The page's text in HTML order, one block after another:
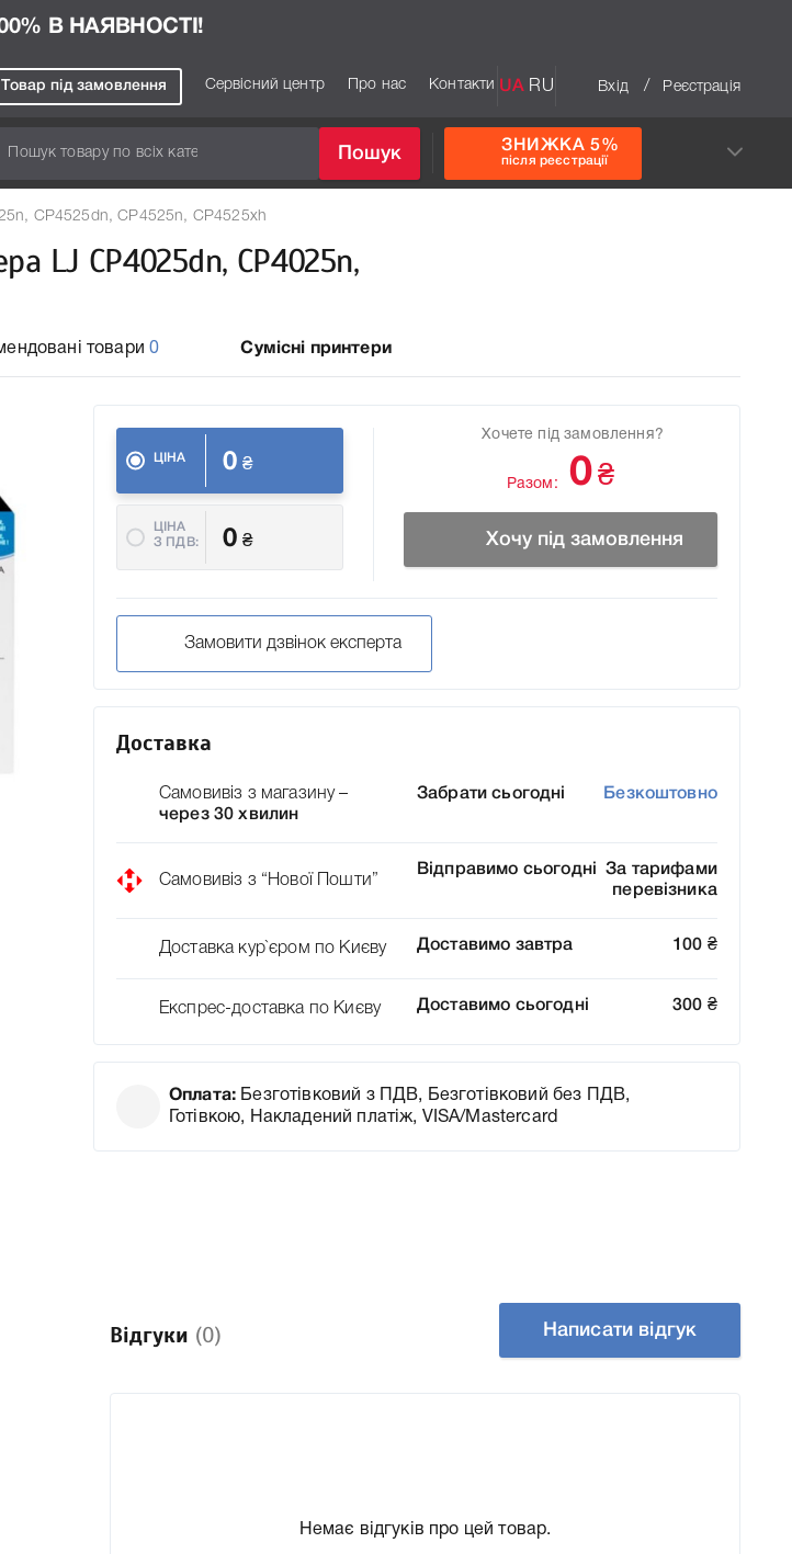
В НАЯВНОСТІ!
Товар під замовлення Сервісний центр Про нас Контакти UA RU Вхід / Реєстрація
Пошук ЗНИЖКА 5%
після реєстрації
CP4525dn, CP4525n, CP4525xh
LJ CP4025dn, CP4025n,
товари 0 Сумісні принтери
ЦІНА 0 ₴
ЦІНА
З ПДВ:
0 ₴
Хочете під замовлення?
Разом: 0 ₴
Хочу під замовлення
Замовити дзвінок експерта
Доставка
Самовивіз з магазину –
через 30 хвилин
Забрати сьогодні Безкоштовно
Самовивіз з “Нової Пошти”
Відправимо сьогодні
За тарифами
перевізника
Доставка кур`єром по Києву Доставимо завтра 100 ₴
Експрес-доставка по Києву Доставимо сьогодні 300 ₴
Оплата: Безготівковий з ПДВ, Безготівковий без ПДВ,
Готівкою, Накладений платіж, VISA/Mastercard
Відгуки (0) Написати відгук
Немає відгуків про цей товар.